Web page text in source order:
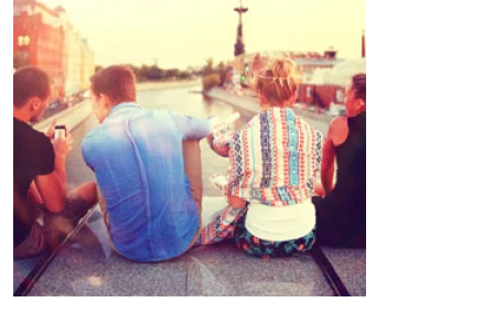
Μουσείο Ελιάς και Ελληνικού Λαδιού
Μουσείο Βιομηχανικής Ελαιουργίας
Λέσβου